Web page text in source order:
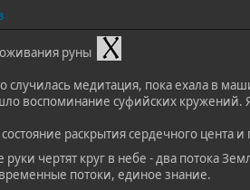
руны
случилась медитация, пока ехала в
воспоминание суфийских кружений.
раскрытия сердечного
чертят круг в небе - два потока
потоки, единое знание.